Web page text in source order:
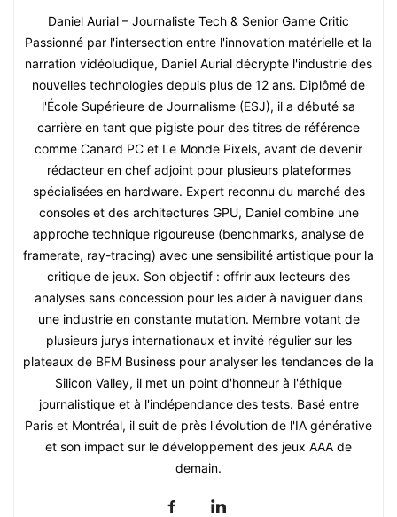
Daniel Aurial – Journaliste Tech & Senior Game Critic
Passionné par l'intersection entre l'innovation matérielle et la
narration vidéoludique, Daniel Aurial décrypte l'industrie des
nouvelles technologies depuis plus de 12 ans. Diplômé de
l'École Supérieure de Journalisme (ESJ), il a débuté sa
carrière en tant que pigiste pour des titres de référence
comme Canard PC et Le Monde Pixels, avant de devenir
rédacteur en chef adjoint pour plusieurs plateformes
spécialisées en hardware. Expert reconnu du marché des
consoles et des architectures GPU, Daniel combine une
approche technique rigoureuse (benchmarks, analyse de
framerate, ray-tracing) avec une sensibilité artistique pour la
critique de jeux. Son objectif : offrir aux lecteurs des
analyses sans concession pour les aider à naviguer dans
une industrie en constante mutation. Membre votant de
plusieurs jurys internationaux et invité régulier sur les
plateaux de BFM Business pour analyser les tendances de la
Silicon Valley, il met un point d'honneur à l'éthique
journalistique et à l'indépendance des tests. Basé entre
Paris et Montréal, il suit de près l'évolution de l'IA générative
et son impact sur le développement des jeux AAA de
demain.